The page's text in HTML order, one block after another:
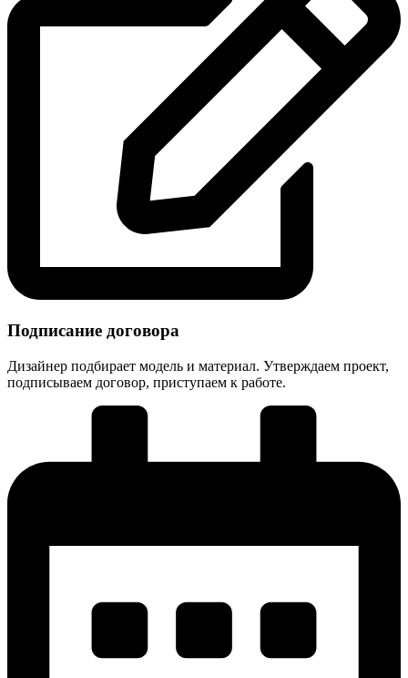
Подписание договора
Дизайнер подбирает модель и материал. Утверждаем проект,
подписываем договор, приступаем к работе.